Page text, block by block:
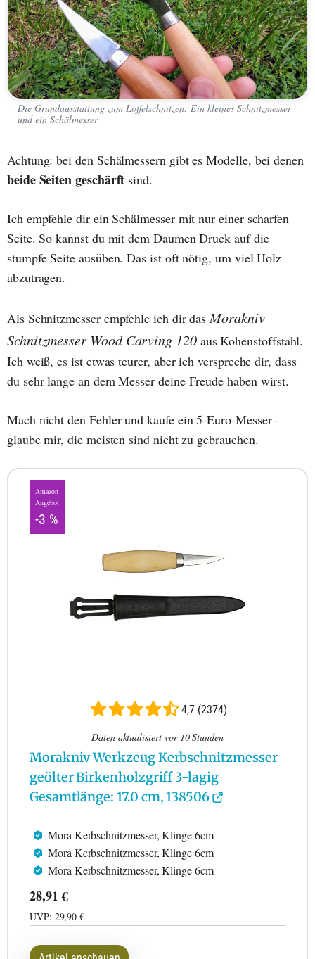
Die Grundausstattung zum Löffelschnitzen: Ein kleines Schnitzmesser
und ein Schälmesser
Achtung: bei den Schälmessern gibt es Modelle, bei denen
beide Seiten geschärft sind.
Ich empfehle dir ein Schälmesser mit nur einer scharfen
Seite. So kannst du mit dem Daumen Druck auf die
stumpfe Seite ausüben. Das ist oft nötig, um viel Holz
abzutragen.
Als Schnitzmesser empfehle ich dir dasMorakniv
Schnitzmesser Wood Carving 120aus Kohenstoffstahl.
Ich weiß, es ist etwas teurer, aber ich verspreche dir, dass
du sehr lange an dem Messer deine Freude haben wirst.
Mach nicht den Fehler und kaufe ein 5-Euro-Messer -
glaube mir, die meisten sind nicht zu gebrauchen.
Amazon
Angebot
-3 %
4,7 (2374)
Daten aktualisiert vor 10 Stunden
Morakniv Werkzeug Kerbschnitzmesser
geölter Birkenholzgriff 3-lagig
Gesamtlänge: 17.0 cm, 138506
Mora Kerbschnitzmesser, Klinge 6cm
Mora Kerbschnitzmesser, Klinge 6cm
Mora Kerbschnitzmesser, Klinge 6cm
28,91 €
UVP:29,90 €